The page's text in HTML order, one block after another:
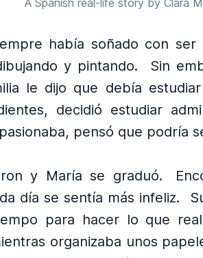
A Spanish real-life story by Clara
había soñado con ser
y pintando.
Sin
le dijo que debía
decidió estudiar
pensó que podría
y María se graduó.
día se sentía más infeliz.
para hacer lo que
organizaba unos